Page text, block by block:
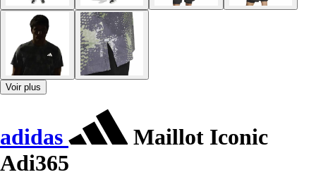
Voir plus
adidas
Maillot Iconic
Adi365